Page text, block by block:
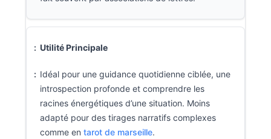
Utilité Principale
Idéal pour une guidance quotidienne ciblée, une
introspection profonde et comprendre les
racines énergétiques d’une situation. Moins
adapté pour des tirages narratifs complexes
comme en tarot de marseille.